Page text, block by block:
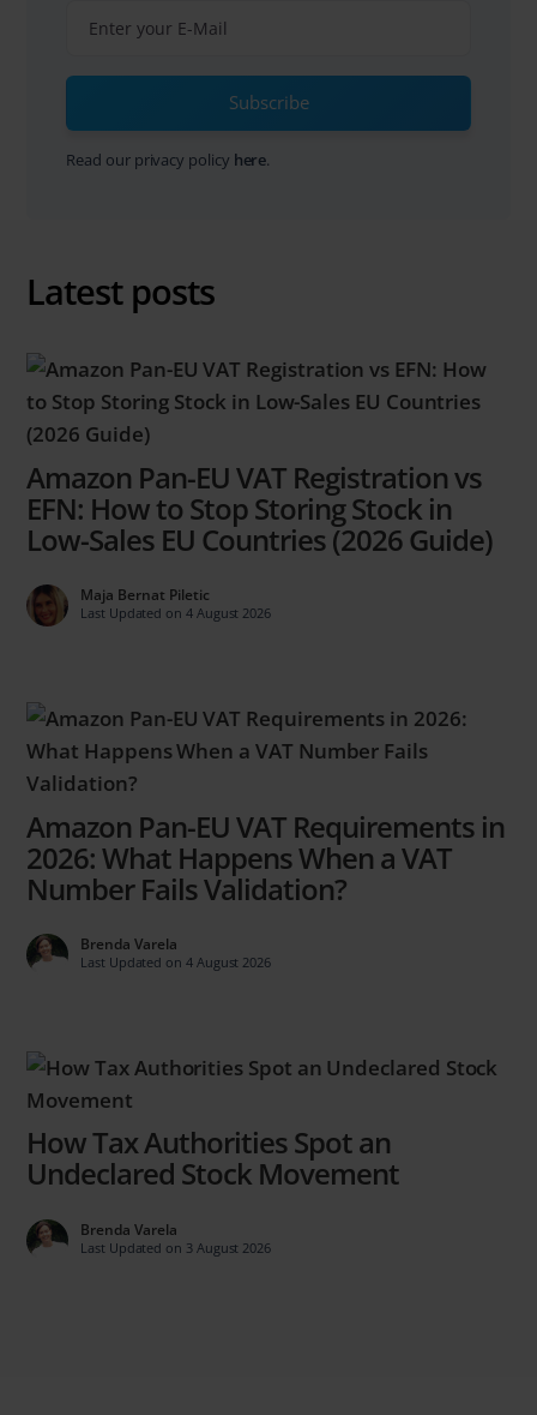
Subscribe
Read our privacy policy here.
Latest posts
Amazon Pan-EU VAT Registration vs
EFN: How to Stop Storing Stock in
Low-Sales EU Countries (2026 Guide)
Maja Bernat Piletic
Last Updated on 4 August 2026
Amazon Pan-EU VAT Requirements in
2026: What Happens When a VAT
Number Fails Validation?
Brenda Varela
Last Updated on 4 August 2026
How Tax Authorities Spot an
Undeclared Stock Movement
Brenda Varela
Last Updated on 3 August 2026